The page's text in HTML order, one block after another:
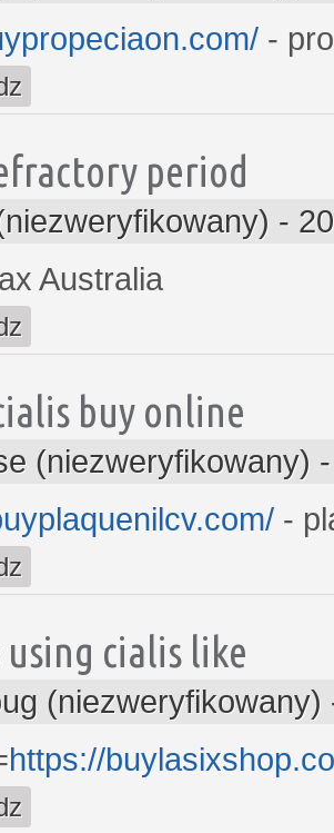
-
period
-
Australia
buy online
(niezweryfikowany)
-
cialis like
(niezweryfikowany)
https://